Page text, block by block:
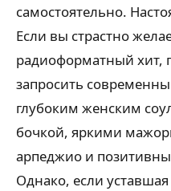
самостоятельно.
Если вы страстно
радиоформатный хит,
запросить
глубоким женским
бочкой, яркими
арпеджио и
Однако, если